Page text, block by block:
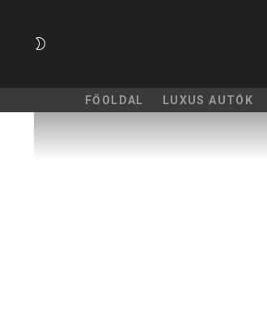
FŐOLDAL LUXUS AUTÓK